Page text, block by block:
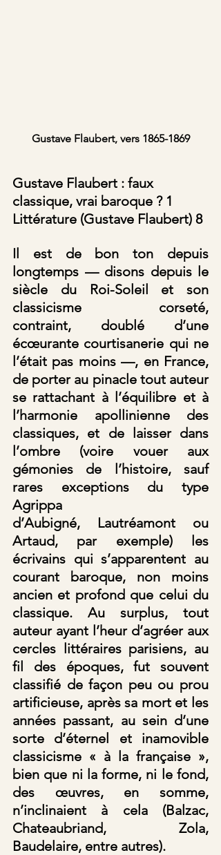
Gustave Flaubert, vers 1865-1869
Gustave Flaubert : faux
classique, vrai baroque ? 1
Littérature (Gustave Flaubert) 8
Il est de bon ton depuis
longtemps — disons depuis le
siècle du Roi-Soleil et son
classicisme corseté,
contraint, doublé d’une
écœurante courtisanerie qui ne
l’était pas moins —, en France,
de porter au pinacle tout auteur
se rattachant à l’équilibre et à
l’harmonie apollinienne des
classiques, et de laisser dans
l’ombre (voire vouer aux
gémonies de l’histoire, sauf
rares exceptions du type
Agrippa
d’Aubigné, Lautréamont ou
Artaud, par exemple) les
écrivains qui s’apparentent au
courant baroque, non moins
ancien et profond que celui du
classique. Au surplus, tout
auteur ayant l’heur d’agréer aux
cercles littéraires parisiens, au
fil des époques, fut souvent
classifié de façon peu ou prou
artificieuse, après sa mort et les
années passant, au sein d’une
sorte d’éternel et inamovible
classicisme « à la française »,
bien que ni la forme, ni le fond,
des œuvres, en somme,
n’inclinaient à cela (Balzac,
Chateaubriand, Zola,
Baudelaire, entre autres).